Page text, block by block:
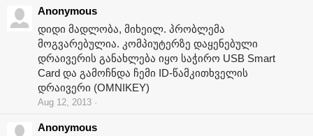
Anonymous
დიდი მადლობა, მიხეილ. პრობლემა
მოგვარებულია. კომპიუტერზე დაყენებული
დრაივერის განახლება იყო საჭირო USB Smart
Card და გამოჩნდა ჩემი ID-წამკითხველის
დრაივერი (OMNIKEY)
Aug 12, 2013
Anonymous